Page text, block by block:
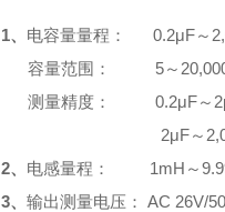
1、 电容量量程： 0.2μF～
容量范围： 5～20,000
测量精度： 0.2μF～
2μF～2,000μF
2、 电感量程： 1mH～
3、 输出测量电压： AC 26V/